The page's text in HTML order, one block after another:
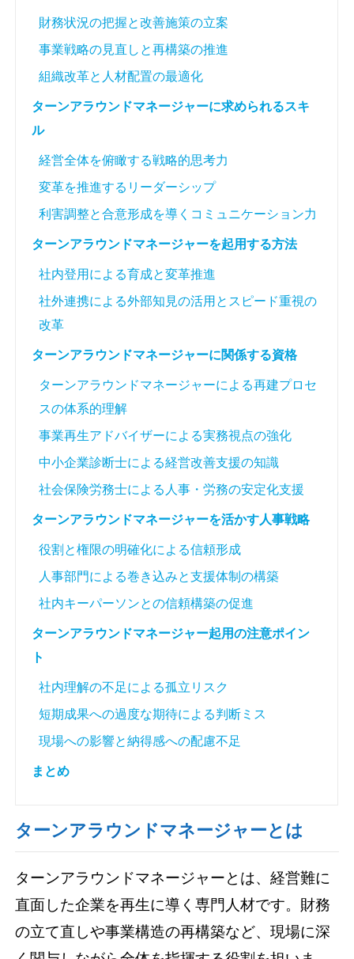
財務状況の把握と改善施策の立案
事業戦略の見直しと再構築の推進
組織改革と人材配置の最適化
ターンアラウンドマネージャーに求められるスキ
ル
経営全体を俯瞰する戦略的思考力
変革を推進するリーダーシップ
利害調整と合意形成を導くコミュニケーション力
ターンアラウンドマネージャーを起用する方法
社内登用による育成と変革推進
社外連携による外部知見の活用とスピード重視の
改革
ターンアラウンドマネージャーに関係する資格
ターンアラウンドマネージャーによる再建プロセ
スの体系的理解
事業再生アドバイザーによる実務視点の強化
中小企業診断士による経営改善支援の知識
社会保険労務士による人事・労務の安定化支援
ターンアラウンドマネージャーを活かす人事戦略
役割と権限の明確化による信頼形成
人事部門による巻き込みと支援体制の構築
社内キーパーソンとの信頼構築の促進
ターンアラウンドマネージャー起用の注意ポイン
ト
社内理解の不足による孤立リスク
短期成果への過度な期待による判断ミス
現場への影響と納得感への配慮不足
まとめ
ターンアラウンドマネージャーとは
ターンアラウンドマネージャーとは、経営難に
直面した企業を再生に導く専門人材です。財務
の立て直しや事業構造の再構築など、現場に深